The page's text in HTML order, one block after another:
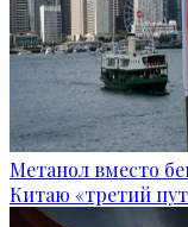
Метанол вместо
Китаю «третий